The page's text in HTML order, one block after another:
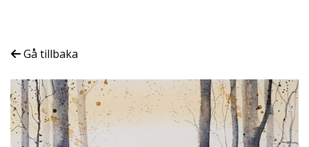
Gå tillbaka